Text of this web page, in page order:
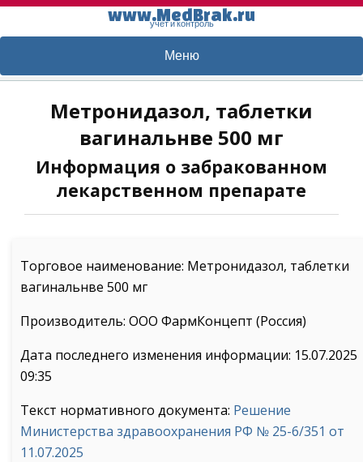
www.MedBrak.ru
учет и контроль
Меню
Метронидазол, таблетки
вагинальнве 500 мг
Информация о забракованном
лекарственном препарате
Торговое наименование: Метронидазол, таблетки
вагинальнве 500 мг
Производитель: ООО ФармКонцепт (Россия)
Дата последнего изменения информации: 15.07.2025
09:35
Текст нормативного документа: Решение
Министерства здравоохранения РФ № 25-6/351 от
11.07.2025